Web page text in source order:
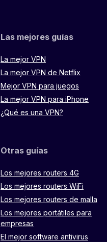
Las mejores guías
La mejor VPN
La mejor VPN de Netflix
Mejor VPN para juegos
La mejor VPN para iPhone
¿Qué es una VPN?
Otras guías
Los mejores routers 4G
Los mejores routers WiFi
Los mejores routers de malla
Los mejores portátiles para
empresas
El mejor software antivirus